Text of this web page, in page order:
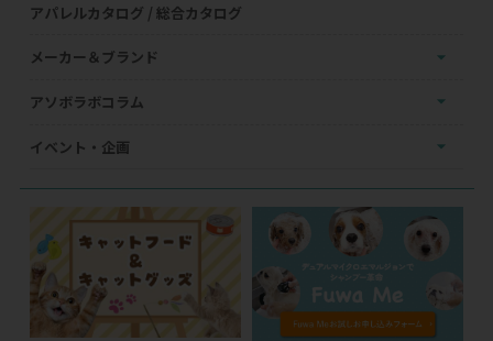
アパレルカタログ / 総合カタログ
メーカー＆ブランド
アソボラボコラム
イベント・企画